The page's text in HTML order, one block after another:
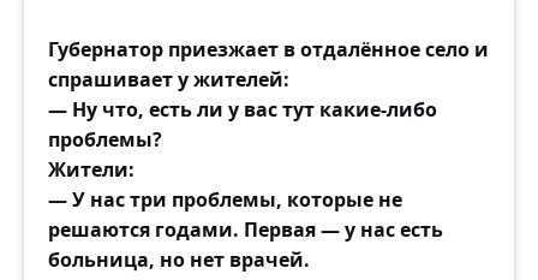
Гай Юлий Цезарь в этом понимал.
Его приказ сурово выполнялся —
Когда от сна он утром восставал:
— Ты смертен, Цезарь! — стражник
восклицал,
— Ты смертен, Цезарь! — чтоб не
зазнавался!
Губернатор приезжает в отдалённое село и
спрашивает у жителей:
— Ну что, есть ли у вас тут какие-либо
проблемы?
Жители:
— У нас три проблемы, которые не
решаются годами. Первая — у нас есть
больница, но нет врачей.